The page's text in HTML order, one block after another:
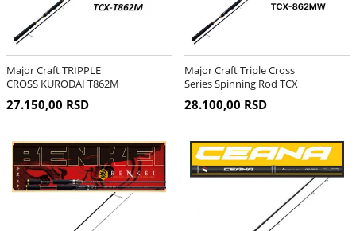
Major Craft TRIPPLE
CROSS KURODAI T862M
27.150,00 RSD
Major Craft Triple Cross
Series Spinning Rod TCX
28.100,00 RSD